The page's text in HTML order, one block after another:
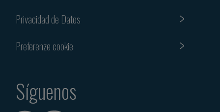
Privacidad de Datos
Preferenze cookie
Síguenos